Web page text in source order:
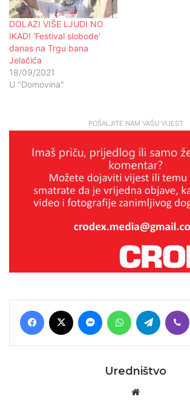
DOLAZI VIŠE LJUDI NO
IKAD! ‘Festival slobode’
danas na Trgu bana
Jelačića
18/09/2021
U "Domovina"
POŠALJITE NAM VAŠU VIJEST
Facebook MessengerWhatsAppTelegram
Uredništvo